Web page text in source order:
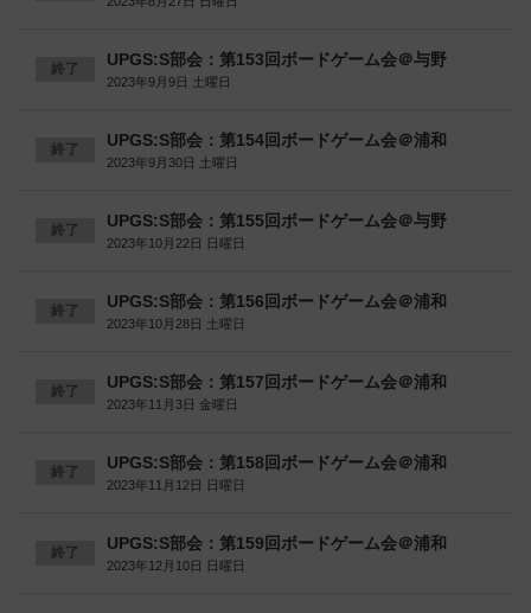
終了 UPGS:S部会：第153回ボードゲーム会＠与野
2023年9月9日 土曜日
終了 UPGS:S部会：第154回ボードゲーム会＠浦和
2023年9月30日 土曜日
終了 UPGS:S部会：第155回ボードゲーム会＠与野
2023年10月22日 日曜日
終了 UPGS:S部会：第156回ボードゲーム会＠浦和
2023年10月28日 土曜日
終了 UPGS:S部会：第157回ボードゲーム会＠浦和
2023年11月3日 金曜日
終了 UPGS:S部会：第158回ボードゲーム会＠浦和
2023年11月12日 日曜日
終了 UPGS:S部会：第159回ボードゲーム会＠浦和
2023年12月10日 日曜日